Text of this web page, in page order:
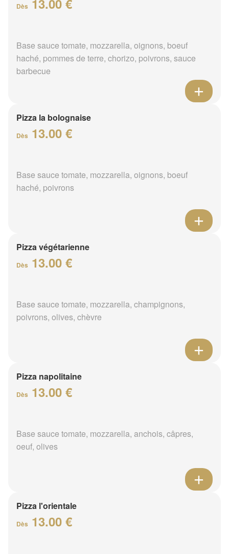
Dès
Base sauce tomate, mozzarella, oignons, boeuf
haché, pommes de terre, chorizo, poivrons, sauce
barbecue
Pizza la bolognaise
Dès 13.00 €
Base sauce tomate, mozzarella, oignons, boeuf
haché, poivrons
Pizza végétarienne
Dès 13.00 €
Base sauce tomate, mozzarella, champignons,
poivrons, olives, chèvre
Pizza napolitaine
Dès 13.00 €
Base sauce tomate, mozzarella, anchois, câpres,
oeuf, olives
Pizza l'orientale
Dès 13.00 €